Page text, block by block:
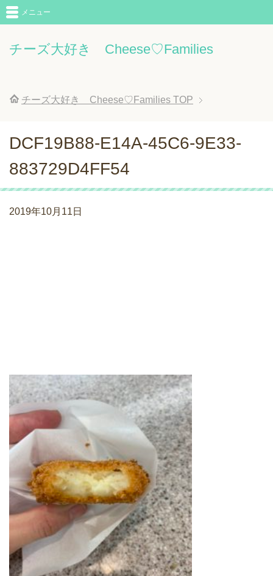
チーズ大好き Cheese♡Families
メニュー
チーズ大好き Cheese♡Families TOP
DCF19B88-E14A-45C6-9E33-
883729D4FF54
2019年10月11日